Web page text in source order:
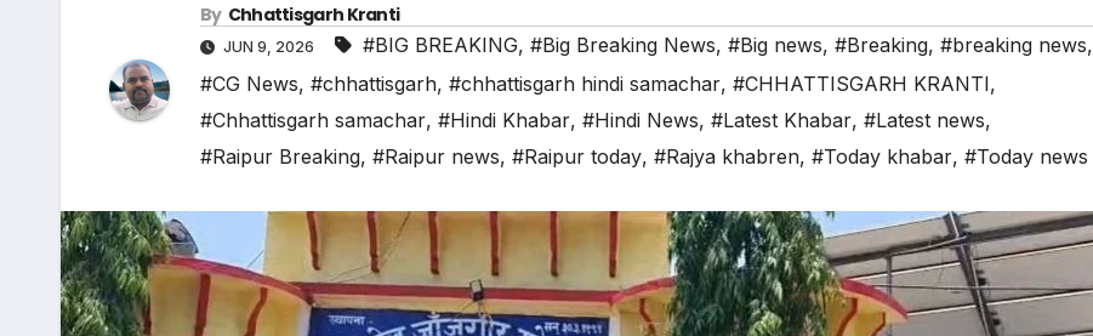
By Chhattisgarh Kranti
JUN 9, 2026 #BIG BREAKING, #Big Breaking News, #Big news, #Breaking, #breaking news,
#CG News, #chhattisgarh, #chhattisgarh hindi samachar, #CHHATTISGARH KRANTI,
#Chhattisgarh samachar, #Hindi Khabar, #Hindi News, #Latest Khabar, #Latest news,
#Raipur Breaking, #Raipur news, #Raipur today, #Rajya khabren, #Today khabar, #Today news